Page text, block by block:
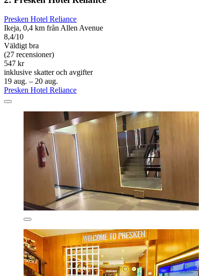
Presken Hotel Reliance
Ikeja, 0,4 km från Allen Avenue
8,4/10
Väldigt bra
(27 recensioner)
547 kr
inklusive skatter och avgifter
19 aug. – 20 aug.
Presken Hotel Reliance